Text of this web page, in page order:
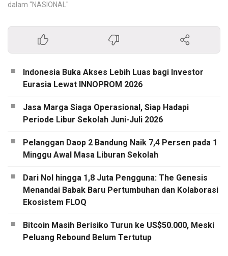
dalam "NASIONAL"
Indonesia Buka Akses Lebih Luas bagi Investor
Eurasia Lewat INNOPROM 2026
Jasa Marga Siaga Operasional, Siap Hadapi
Periode Libur Sekolah Juni-Juli 2026
Pelanggan Daop 2 Bandung Naik 7,4 Persen pada 1
Minggu Awal Masa Liburan Sekolah
Dari Nol hingga 1,8 Juta Pengguna: The Genesis
Menandai Babak Baru Pertumbuhan dan Kolaborasi
Ekosistem FLOQ
Bitcoin Masih Berisiko Turun ke US$50.000, Meski
Peluang Rebound Belum Tertutup